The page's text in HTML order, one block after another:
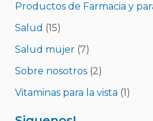
debido a la cistitis persisten? Si
Productos de Farmacia y
Salud (15)
Salud mujer(7)
Sobre nosotros(2)
Vitaminas para la vista (1)